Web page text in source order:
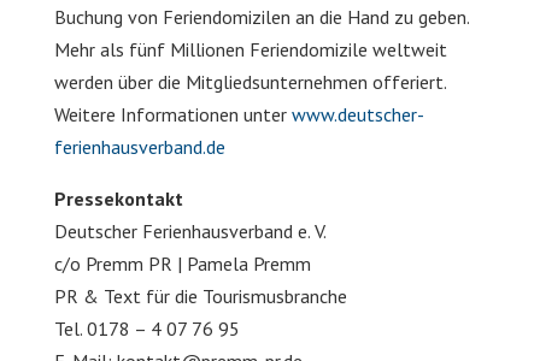
Buchung von Feriendomizilen an die Hand zu geben.
Mehr als fünf Millionen Feriendomizile weltweit
werden über die Mitgliedsunternehmen offeriert.
Weitere Informationen unter www.deutscher-
ferienhausverband.de
Pressekontakt
Deutscher Ferienhausverband e. V.
c/o Premm PR | Pamela Premm
PR & Text für die Tourismusbranche
Tel. 0178 – 4 07 76 95